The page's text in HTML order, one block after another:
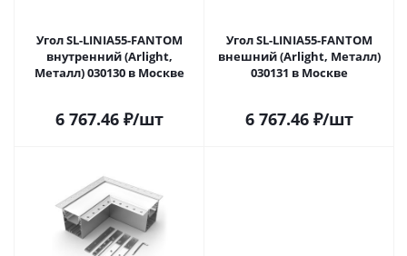
Угол SL-LINIA55-FANTOM
внутренний (Arlight,
Металл) 030130 в Москве
6 767.46₽/шт
Угол SL-LINIA55-FANTOM
внешний (Arlight, Металл)
030131 в Москве
6 767.46₽/шт